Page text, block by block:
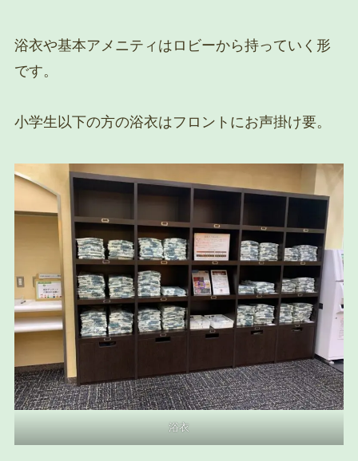
浴衣や基本アメニティはロビーから持っていく形
です。
小学生以下の方の浴衣はフロントにお声掛け要。
浴衣